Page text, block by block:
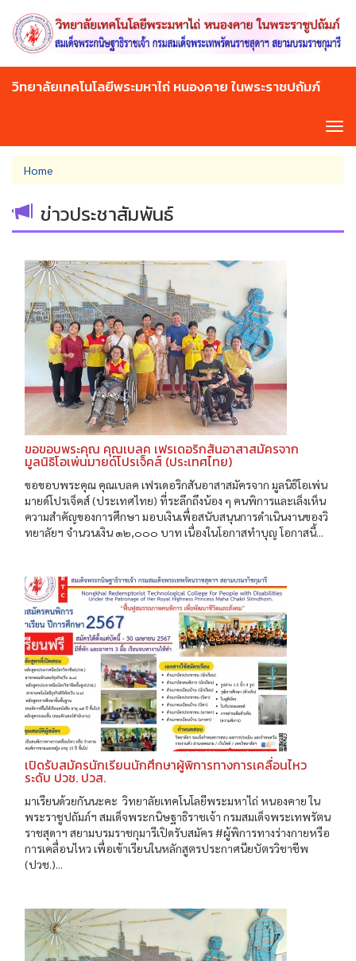
main
content
วิทยาลัยเทคโนโลยีพระมหาไถ่ หนองคาย ในพระราชปถัมภ์
You
are
here
Home
ข่าวประชาสัมพันธ์
ขอขอบพระคุณ คุณเบลค เฟรเดอริกสันอาสาสมัครจาก
มูลนิธิโอเพ่นมายด์โปรเจ็คส์ (ประเทศไทย)
ขอขอบพระคุณ คุณเบลค เฟรเดอริกสันอาสาสมัครจาก มูลนิธิโอเพ่น
มายด์โปรเจ็คส์ (ประเทศไทย) ที่ระลึกถึงน้อง ๆ คนพิการและเล็งเห็น
ความสำคัญของการศึกษา มอบเงินเพื่อสนับสนุนการดำเนินงานของวิ
ทยาลัยฯ จำนวนเงิน ๑๒,๐๐๐ บาท เนื่องในโอกาสทำบุญ โอกาสนี้...
เปิดรับสมัครนักเรียนนักศึกษาผู้พิการทางการเคลื่อนไหว
ระดับ ปวช. ปวส.
มาเรียนด้วยกันนะคะ วิทยาลัยเทคโนโลยีพระมหาไถ่ หนองคาย ใน
พระราชูปถัมภ์ฯ สมเด็จพระกนิษฐาธิราชเจ้า กรมสมเด็จพระเทพรัตน
ราชสุดาฯ สยามบรมราชกุมารีเปิดรับสมัคร #ผู้พิการทางร่างกายหรือ
การเคลื่อนไหว เพื่อเข้าเรียนในหลักสูตรประกาศนียบัตรวิชาชีพ
(ปวช.)...